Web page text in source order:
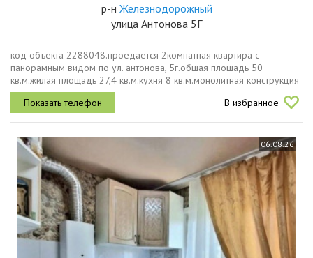
р-н Железнодорожный
улица Антонова 5Г
код объекта 2288048.проедается 2комнатная квартира с
панорамным видом по ул. антонова, 5г.общая площадь 50
кв.м.жилая площадь 27,4 кв.м.кухня 8 кв.м.монолитная конструкция
и монолитные перекрытия обеспечивают надёжность и лучшую
шумоизоляцию по...
В избранное
06.08.26